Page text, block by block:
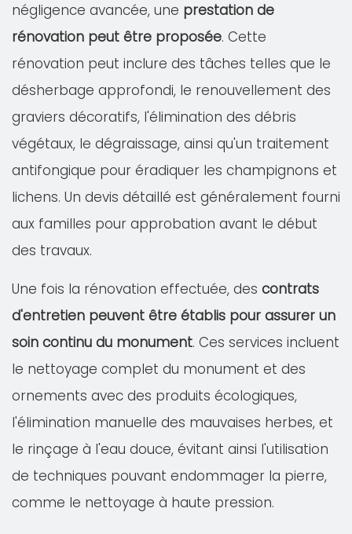
négligence avancée, une prestation de
rénovation peut être proposée. Cette
rénovation peut inclure des tâches telles que le
désherbage approfondi, le renouvellement des
graviers décoratifs, l'élimination des débris
végétaux, le dégraissage, ainsi qu'un traitement
antifongique pour éradiquer les champignons et
lichens. Un devis détaillé est généralement fourni
aux familles pour approbation avant le début
des travaux.
Une fois la rénovation effectuée, des contrats
d'entretien peuvent être établis pour assurer un
soin continu du monument. Ces services incluent
le nettoyage complet du monument et des
ornements avec des produits écologiques,
l'élimination manuelle des mauvaises herbes, et
le rinçage à l'eau douce, évitant ainsi l'utilisation
de techniques pouvant endommager la pierre,
comme le nettoyage à haute pression.